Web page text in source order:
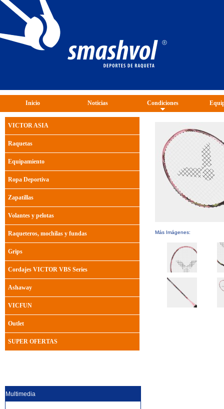
Inicio Noticias Condiciones
Más Imágenes:
VICTOR ASIA
Raquetas
Equipamiento
Ropa Deportiva
Zapatillas
Volantes y pelotas
Raqueteros, mochilas y fundas
Grips
Cordajes VICTOR VBS Series
Ashaway
VICFUN
Outlet
SUPER OFERTAS
Multimedia